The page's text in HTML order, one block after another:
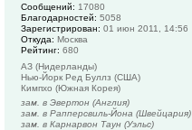
Сообщений: 17080
Благодарностей: 5058
Зарегистрирован: 01 июн 2011, 14:56
Откуда: Москва
Рейтинг: 680
АЗ (Нидерланды)
Нью-Йорк Ред Буллз (США)
Кимпхо (Южная Корея)
зам. в Эвертон (Англия)
зам. в Рапперсвиль-Йона (Швейцария)
зам. в Карнарвон Таун (Уэльс)